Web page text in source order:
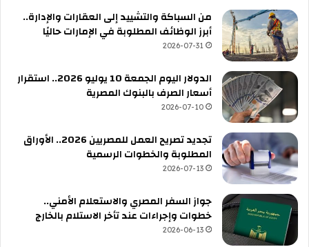
من السباكة والتشييد إلى العقارات والإدارة..
أبرز الوظائف المطلوبة في الإمارات حاليًا
2026-07-31
الدولار اليوم الجمعة 10 يوليو 2026.. استقرار
أسعار الصرف بالبنوك المصرية
2026-07-10
تجديد تصريح العمل للمصريين 2026.. الأوراق
المطلوبة والخطوات الرسمية
2026-07-13
جواز السفر المصري والاستعلام الأمني..
خطوات وإجراءات عند تأخر الاستلام بالخارج
2026-06-13